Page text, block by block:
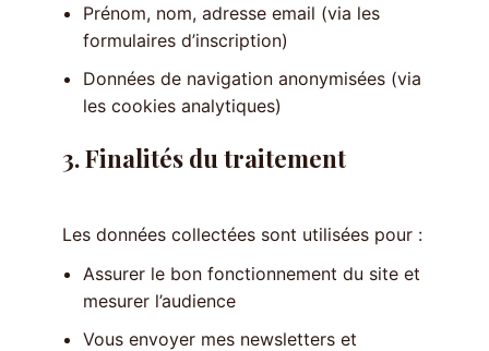
Prénom, nom, adresse email (via les
formulaires d’inscription)
Données de navigation anonymisées (via
les cookies analytiques)
3. Finalités du traitement
Les données collectées sont utilisées pour :
Assurer le bon fonctionnement du site et
mesurer l’audience
Vous envoyer mes newsletters et